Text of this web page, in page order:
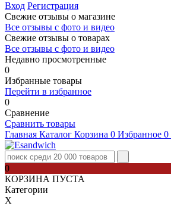
Вход Регистрация
Свежие отзывы о магазине
Все отзывы с фото и видео
Свежие отзывы о товарах
Все отзывы c фото и видео
Недавно просмотренные
0
Избранные товары
Перейти в избранное
0
Сравнение
Сравнить товары
Главная Каталог Корзина 0 Избранное 0
0
КОРЗИНА ПУСТА
Категории
Х